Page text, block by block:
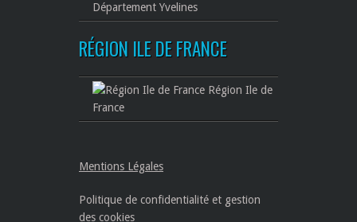
Département Yvelines
RÉGION ILE DE FRANCE
Région Ile de
France
Mentions Légales
Politique de confidentialité et gestion
des cookies